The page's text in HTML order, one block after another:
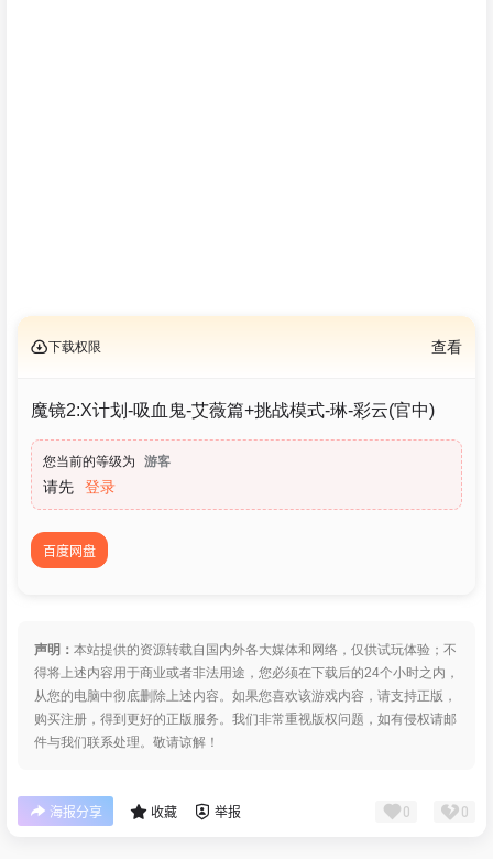
下载权限 查看
魔镜2:X计划-吸血鬼-艾薇篇+挑战模式-琳-彩云(官中)
您当前的等级为 游客
请先 登录
百度网盘
声明： 本站提供的资源转载自国内外各大媒体和网络，仅供试玩体验；不
得将上述内容用于商业或者非法用途，您必须在下载后的24个小时之内，
从您的电脑中彻底删除上述内容。如果您喜欢该游戏内容，请支持正版，
购买注册，得到更好的正版服务。我们非常重视版权问题，如有侵权请邮
件与我们联系处理。敬请谅解！
海报分享 收藏 举报 0 0